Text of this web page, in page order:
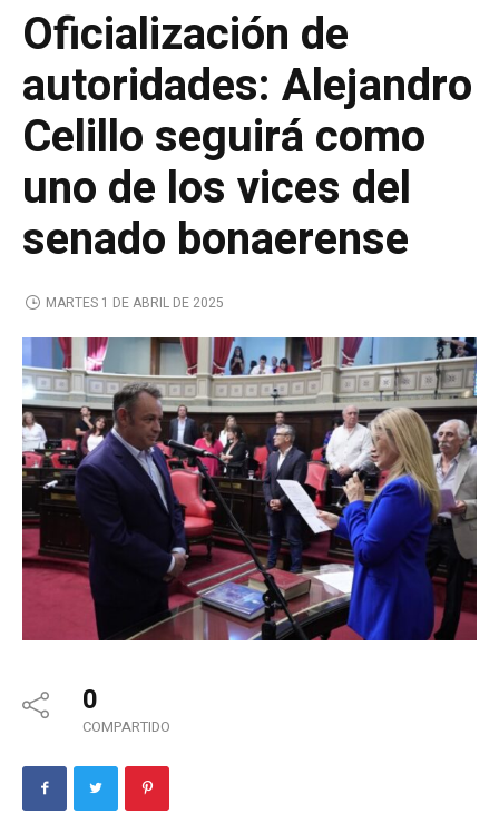
Oficialización de
autoridades: Alejandro
Celillo seguirá como
uno de los vices del
senado bonaerense
MARTES 1 DE ABRIL DE 2025
0
COMPARTIDO